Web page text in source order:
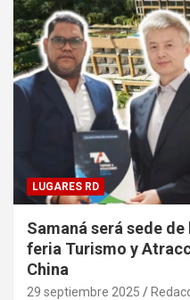
LUGARES RD
Samaná será sede
feria Turismo y
China
29 septiembre 2025